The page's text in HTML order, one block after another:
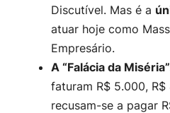
Discutível. Mas é a
atuar hoje como
Empresário.
A “Falácia da
faturam R$ 5.000,
recusam-se a pagar